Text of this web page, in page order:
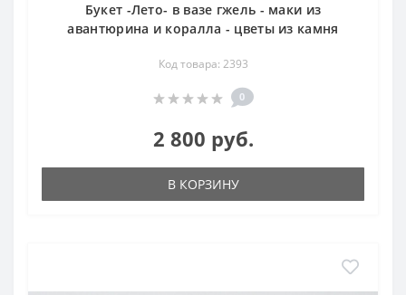
Букет -Лето- в вазе гжель - маки из
авантюрина и коралла - цветы из камня
Код товара: 2393
0
2 800 руб.
В КОРЗИНУ